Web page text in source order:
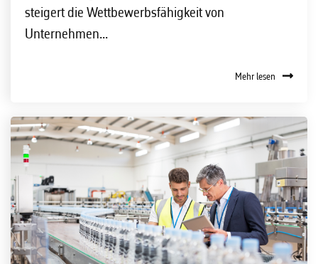
steigert die Wettbewerbsfähigkeit von
Unternehmen...
Mehr lesen